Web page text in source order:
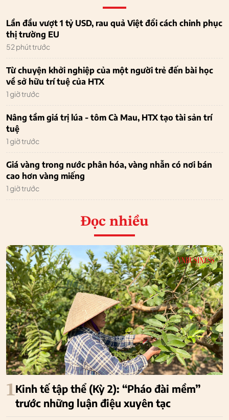
Lần đầu vượt 1 tỷ USD, rau quả Việt đổi cách chinh phục
thị trường EU
52 phút trước
Từ chuyện khởi nghiệp của một người trẻ đến bài học
về sở hữu trí tuệ của HTX
1 giờ trước
Nâng tầm giá trị lúa - tôm Cà Mau, HTX tạo tài sản trí
tuệ
1 giờ trước
Giá vàng trong nước phân hóa, vàng nhẫn có nơi bán
cao hơn vàng miếng
1 giờ trước
Đọc nhiều
1Kinh tế tập thể (Kỳ 2): “Pháo đài mềm”
trước những luận điệu xuyên tạc